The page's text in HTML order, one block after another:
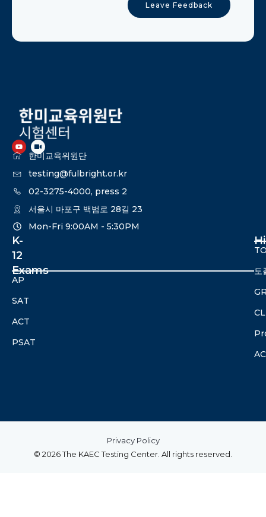
Leave Feedback
한미교육위원단
testing@fulbright.or.kr
02-3275-4000, press 2
서울시 마포구 백범로 28길 23
Mon-Fri 9:00AM - 5:30PM​
K-
12
Exams
AP
SAT
ACT
PSAT
토
Privacy Policy
© 2026 The KAEC Testing Center. All rights reserved.